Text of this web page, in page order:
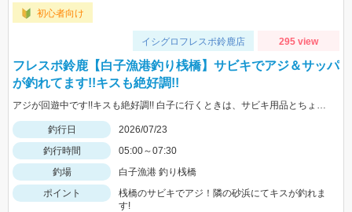
初心者向け
イシグロフレスポ鈴鹿店 295 view
フレスポ鈴鹿【白子漁港釣り桟橋】サビキでアジ＆サッパ
が釣れてます!!キスも絶好調!!
アジが回遊中です!!キスも絶好調!! 白子に行くときは、サビキ用品とちょい投げを 準備して沢山の魚を釣っちゃいましょう♪♪
釣行日
2026/07/23
釣行時間
05:00～07:30
釣場
白子漁港 釣り桟橋
ポイント
桟橋のサビキでアジ！隣の砂浜にてキスが釣れま
す!